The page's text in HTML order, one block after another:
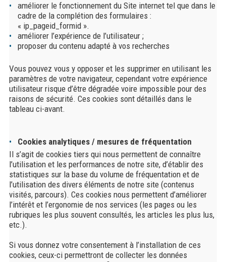
améliorer le fonctionnement du Site internet tel que dans le
cadre de la complétion des formulaires :
« ip_pageid_formid ».
améliorer l’expérience de l’utilisateur ;
proposer du contenu adapté à vos recherches
Vous pouvez vous y opposer et les supprimer en utilisant les
paramètres de votre navigateur, cependant votre expérience
utilisateur risque d’être dégradée voire impossible pour des
raisons de sécurité. Ces cookies sont détaillés dans le
tableau ci-avant.
Cookies analytiques / mesures de fréquentation
Il s’agit de cookies tiers qui nous permettent de connaître
l’utilisation et les performances de notre site, d’établir des
statistiques sur la base du volume de fréquentation et de
l’utilisation des divers éléments de notre site (contenus
visités, parcours). Ces cookies nous permettent d’améliorer
l’intérêt et l’ergonomie de nos services (les pages ou les
rubriques les plus souvent consultés, les articles les plus lus,
etc.).
Si vous donnez votre consentement à l’installation de ces
cookies, ceux-ci permettront de collecter les données